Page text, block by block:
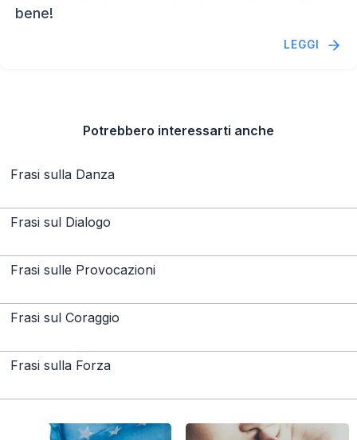
bene!
LEGGI
Potrebbero interessarti anche
Frasi sulla Danza
Frasi sul Dialogo
Frasi sulle Provocazioni
Frasi sul Coraggio
Frasi sulla Forza